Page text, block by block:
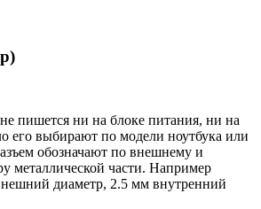
пишется ни на блоке питания, ни на
его выбирают по модели ноутбука или
обозначают по внешнему и
металлической части. Например
диаметр, 2.5 мм внутренний